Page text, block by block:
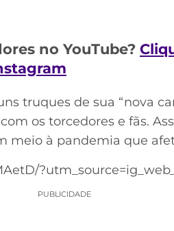
no YouTube?
truques de sua “nova
os torcedores e fãs.
meio à pandemia que
PUBLICIDADE